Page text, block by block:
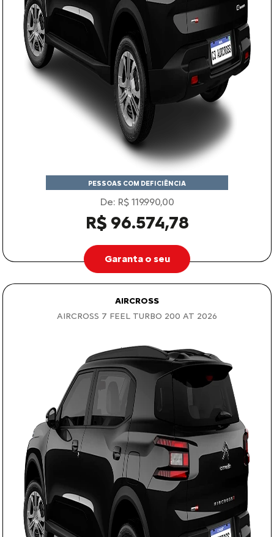
PESSOAS COM DEFICIÊNCIA
De: R$ 119.990,00
R$ 96.574,78
Garanta o seu
AIRCROSS
AIRCROSS 7 FEEL TURBO 200 AT 2026